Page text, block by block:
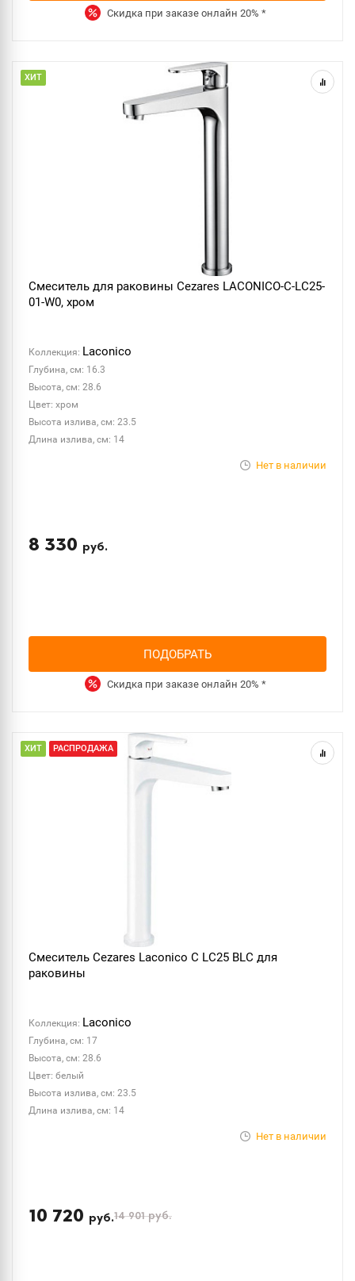
Скидка при заказе онлайн 20% *
ХИТ
Смеситель для раковины Cezares LACONICO-C-LC25-
01-W0, хром
Коллекция: Laconico
Глубина, см: 16.3
Высота, см: 28.6
Цвет: хром
Высота излива, см: 23.5
Длина излива, см: 14
Нет в наличии
8 330 руб.
ПОДОБРАТЬ
Скидка при заказе онлайн 20% *
ХИТ РАСПРОДАЖА
Смеситель Cezares Laconico C LC25 BLC для
раковины
Коллекция: Laconico
Глубина, см: 17
Высота, см: 28.6
Цвет: белый
Высота излива, см: 23.5
Длина излива, см: 14
Нет в наличии
10 720 руб.14 901руб.